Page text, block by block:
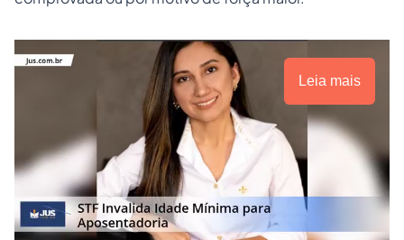
Leia mais